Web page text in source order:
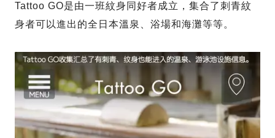
Tattoo GO是由一班紋身同好者成立，集合了刺青紋
身者可以進出的全日本溫泉、浴場和海灘等等。